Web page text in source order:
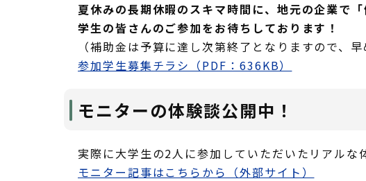
夏休みの長期休暇のスキマ時間に、地元の企業で
学生の皆さんのご参加をお待ちしております！
（補助金は予算に達し次第終了となりますので、
参加学生募集チラシ（PDF：636KB）
モニターの体験談公開中！
実際に大学生の2人に参加していただいたリアルな
モニター記事はこちらから（外部サイト）